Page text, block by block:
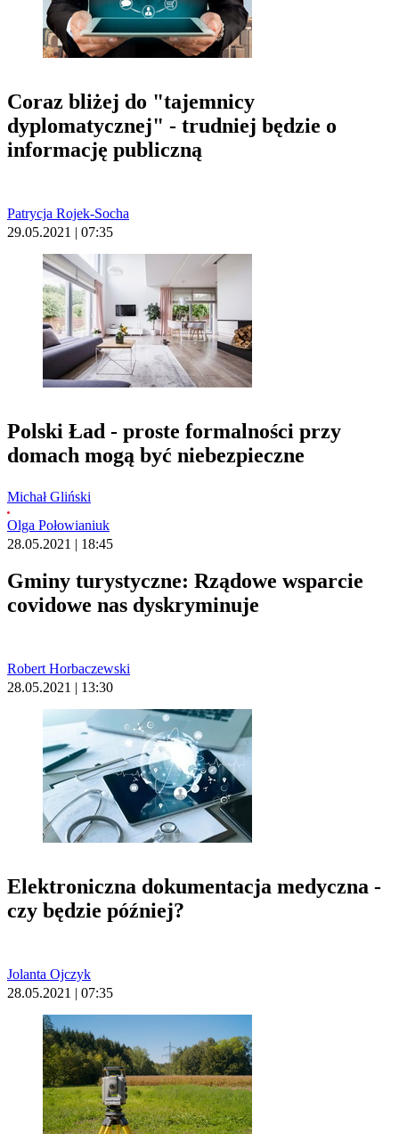
Coraz bliżej do "tajemnicy
dyplomatycznej" - trudniej będzie o
informację publiczną
Patrycja Rojek-Socha
29.05.2021 | 07:35
Polski Ład - proste formalności przy
domach mogą być niebezpieczne
Michał Gliński
Olga Połowianiuk
28.05.2021 | 18:45
Gminy turystyczne: Rządowe wsparcie
covidowe nas dyskryminuje
Robert Horbaczewski
28.05.2021 | 13:30
Elektroniczna dokumentacja medyczna -
czy będzie później?
Jolanta Ojczyk
28.05.2021 | 07:35